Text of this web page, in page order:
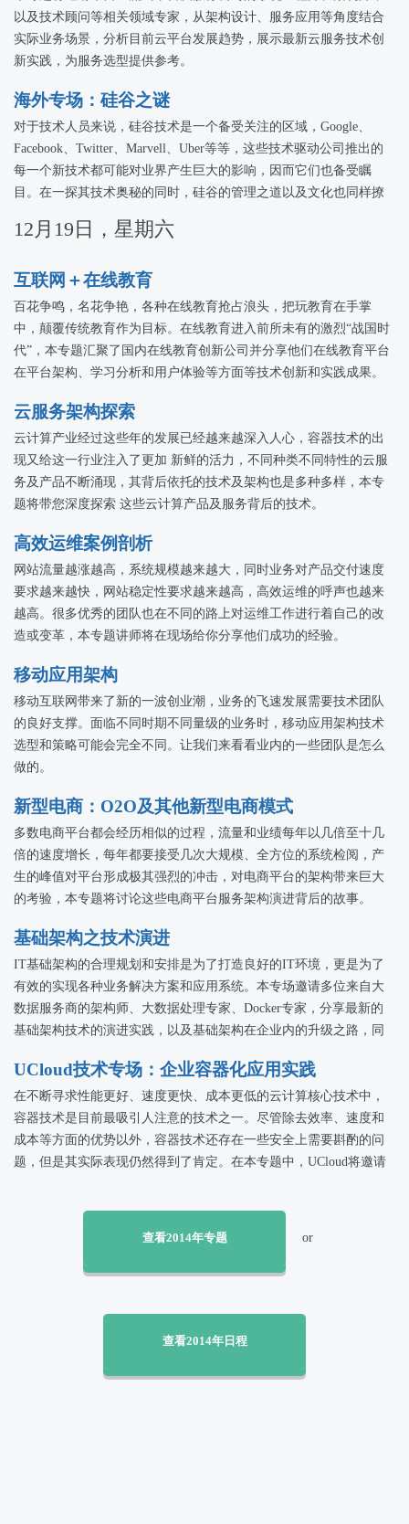
以及技术顾问等相关领域专家，从架构设计、服务应用等角度结合
实际业务场景，分析目前云平台发展趋势，展示最新云服务技术创
新实践，为服务选型提供参考。
海外专场：硅谷之谜
对于技术人员来说，硅谷技术是一个备受关注的区域，Google、
Facebook、Twitter、Marvell、Uber等等，这些技术驱动公司推出的
每一个新技术都可能对业界产生巨大的影响，因而它们也备受瞩
目。在一探其技术奥秘的同时，硅谷的管理之道以及文化也同样撩
探求之路以及对硅谷文化的深层次认识揭示硅谷之谜。
12月19日，星期六
互联网＋在线教育
百花争鸣，名花争艳，各种在线教育抢占浪头，把玩教育在手掌
中，颠覆传统教育作为目标。在线教育进入前所未有的激烈“战国时
代”，本专题汇聚了国内在线教育创新公司并分享他们在线教育平台
在平台架构、学习分析和用户体验等方面等技术创新和实践成果。
云服务架构探索
云计算产业经过这些年的发展已经越来越深入人心，容器技术的出
现又给这一行业注入了更加 新鲜的活力，不同种类不同特性的云服
务及产品不断涌现，其背后依托的技术及架构也是多种多样，本专
题将带您深度探索 这些云计算产品及服务背后的技术。
高效运维案例剖析
网站流量越涨越高，系统规模越来越大，同时业务对产品交付速度
要求越来越快，网站稳定性要求越来越高，高效运维的呼声也越来
越高。很多优秀的团队也在不同的路上对运维工作进行着自己的改
造或变革，本专题讲师将在现场给你分享他们成功的经验。
移动应用架构
移动互联网带来了新的一波创业潮，业务的飞速发展需要技术团队
的良好支撑。面临不同时期不同量级的业务时，移动应用架构技术
选型和策略可能会完全不同。让我们来看看业内的一些团队是怎么
做的。
新型电商：O2O及其他新型电商模式
多数电商平台都会经历相似的过程，流量和业绩每年以几倍至十几
倍的速度增长，每年都要接受几次大规模、全方位的系统检阅，产
生的峰值对平台形成极其强烈的冲击，对电商平台的架构带来巨大
的考验，本专题将讨论这些电商平台服务架构演进背后的故事。
基础架构之技术演进
IT基础架构的合理规划和安排是为了打造良好的IT环境，更是为了
有效的实现各种业务解决方案和应用系统。本专场邀请多位来自大
数据服务商的架构师、大数据处理专家、Docker专家，分享最新的
基础架构技术的演进实践，以及基础架构在企业内的升级之路，同
UCloud技术专场：企业容器化应用实践
在不断寻求性能更好、速度更快、成本更低的云计算核心技术中，
容器技术是目前最吸引人注意的技术之一。尽管除去效率、速度和
成本等方面的优势以外，容器技术还存在一些安全上需要斟酌的问
题，但是其实际表现仍然得到了肯定。在本专题中，UCloud将邀请
查看2014年专题 or
查看2014年日程